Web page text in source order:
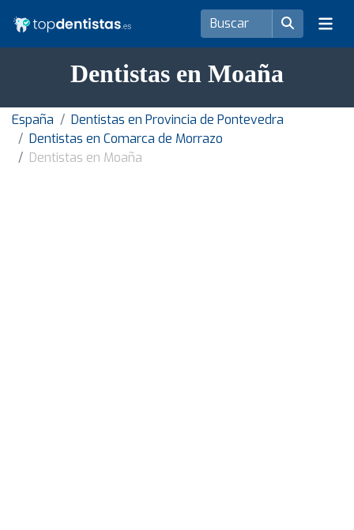
Dentistas en Moaña
España
Dentistas en Provincia de Pontevedra
Dentistas en Comarca de Morrazo
Dentistas en Moaña